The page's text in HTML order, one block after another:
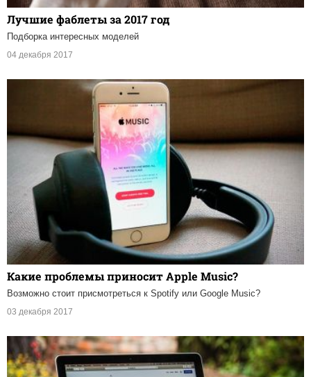
Лучшие фаблеты за 2017 год
Подборка интересных моделей
04 декабря 2017
Какие проблемы приносит Apple Music?
Возможно стоит присмотреться к Spotify или Google Music?
03 декабря 2017